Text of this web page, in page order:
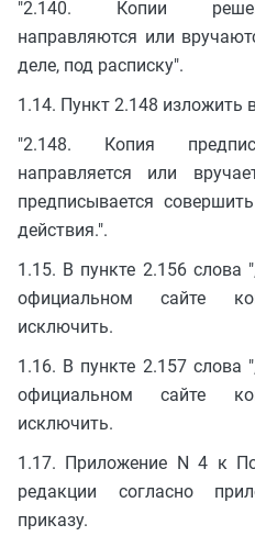
"2.140. Копии
направляются или
деле, под расписку".
1.14. Пункт 2.148 изложить
"2.148. Копия
направляется или
предписывается
действия.".
1.15. В пункте 2.156 слова
официальном сайте
исключить.
1.16. В пункте 2.157 слова
официальном сайте
исключить.
1.17. Приложение N 4 к
редакции согласно
приказу.